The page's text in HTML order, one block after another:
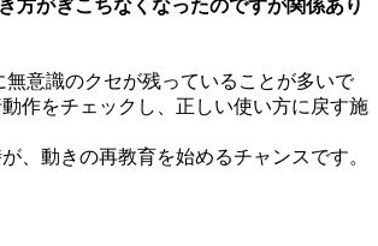
方がぎこちなくなったのですが関係あり
無意識のクセが残っていることが多いで
作をチェックし、正しい使い方に戻す施
、動きの再教育を始めるチャンスです。